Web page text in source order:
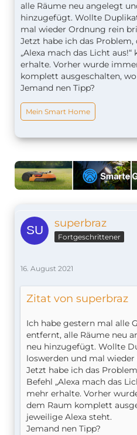
alle Räume neu angelegt
hinzugefügt. Wollte
mal wieder Ordnung rein
Jetzt habe ich das
„Alexa mach das Licht
erhalte. Vorher wurde
komplett ausgeschalten,
Jemand nen Tipp?
Mein Smart Home
superbraz
Fortgeschrittener
16. August 2021
Zitat von superbraz
Ich habe gestern mal alle
entfernt, alle Räume neu
neu hinzugefügt. Wollte
loswerden und mal
Jetzt habe ich das
Befehl „Alexa mach das
mehr erhalte. Vorher
dem Raum komplett
jeweilige Alexa steht.
Jemand nen Tipp?